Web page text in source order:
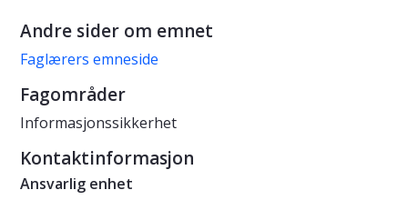
Andre sider om emnet
Faglærers emneside
Fagområder
Informasjonssikkerhet
Kontaktinformasjon
Ansvarlig enhet